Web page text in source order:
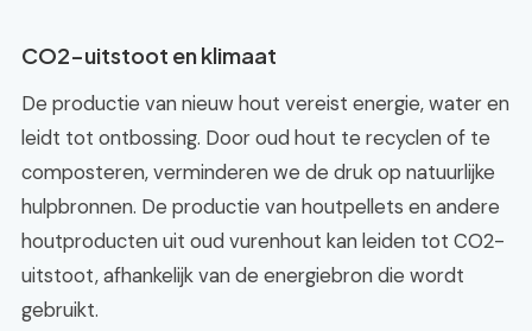
CO2-uitstoot en klimaat
De productie van nieuw hout vereist energie, water en
leidt tot ontbossing. Door oud hout te recyclen of te
composteren, verminderen we de druk op natuurlijke
hulpbronnen. De productie van houtpellets en andere
houtproducten uit oud vurenhout kan leiden tot CO2-
uitstoot, afhankelijk van de energiebron die wordt
gebruikt.